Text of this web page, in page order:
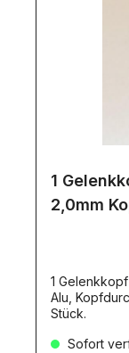
1
2,0mm
1
Alu,
Stück.
Sofort